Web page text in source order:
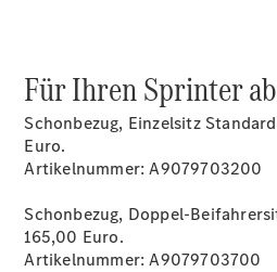
vereinbaren
Beratung
vereinbaren
vereinbaren
9670-0
Für Ihren Sprinter
Schonbezug, Einzelsitz
Euro.
Artikelnummer: A9079703200
Schonbezug, Doppel-
165,00 Euro.
Artikelnummer: A9079703700